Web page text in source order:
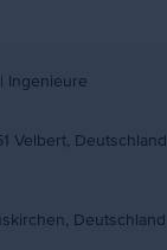
Ingenieure
Velbert, Deutschland
Deutschland